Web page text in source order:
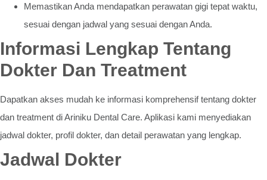
Memastikan Anda mendapatkan perawatan gigi tepat waktu,
sesuai dengan jadwal yang sesuai dengan Anda.
Informasi Lengkap Tentang
Dokter Dan Treatment
Dapatkan akses mudah ke informasi komprehensif tentang dokter
dan treatment di Ariniku Dental Care. Aplikasi kami menyediakan
jadwal dokter, profil dokter, dan detail perawatan yang lengkap.
Jadwal Dokter